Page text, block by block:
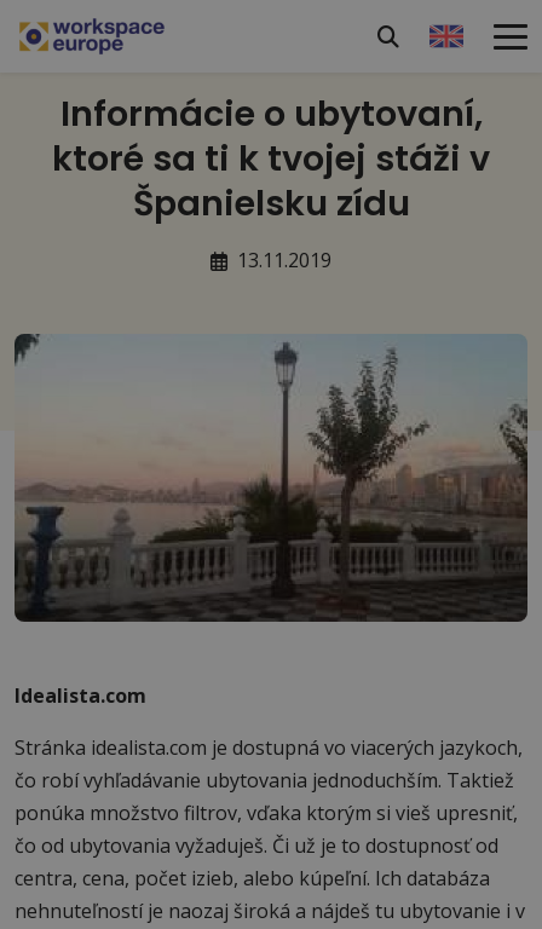
Informácie o ubytovaní,
ktoré sa ti k tvojej stáži v
Španielsku zídu
13.11.2019
Idealista.com
Stránka idealista.com je dostupná vo viacerých jazykoch,
čo robí vyhľadávanie ubytovania jednoduchším. Taktiež
ponúka množstvo filtrov, vďaka ktorým si vieš upresniť,
čo od ubytovania vyžaduješ. Či už je to dostupnosť od
centra, cena, počet izieb, alebo kúpeľní. Ich databáza
nehnuteľností je naozaj široká a nájdeš tu ubytovanie i v